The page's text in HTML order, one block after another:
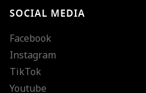
SOCIAL MEDIA
Facebook
Instagram
TikTok
Youtube